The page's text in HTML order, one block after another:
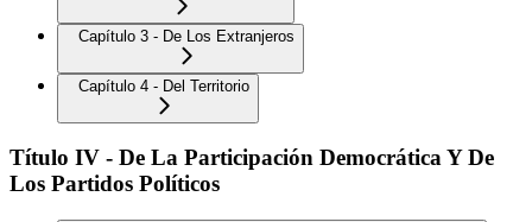
Capítulo 3 - De Los Extranjeros
Capítulo 4 - Del Territorio
Título IV - De La Participación Democrática Y De
Los Partidos Políticos